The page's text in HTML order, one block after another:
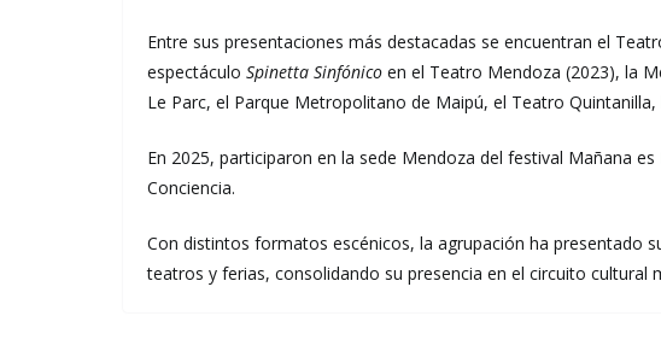
Entre sus presentaciones más destacadas se encuentran el
espectáculo Spinetta Sinfónico en el Teatro Mendoza (2023), la
Le Parc, el Parque Metropolitano de Maipú, el Teatro Quintanilla,
En 2025, participaron en la sede Mendoza del festival Mañana
Conciencia.
Con distintos formatos escénicos, la agrupación ha presentado
teatros y ferias, consolidando su presencia en el circuito cultural